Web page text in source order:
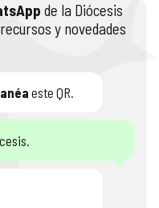
de la Diócesis
y novedades
este QR.